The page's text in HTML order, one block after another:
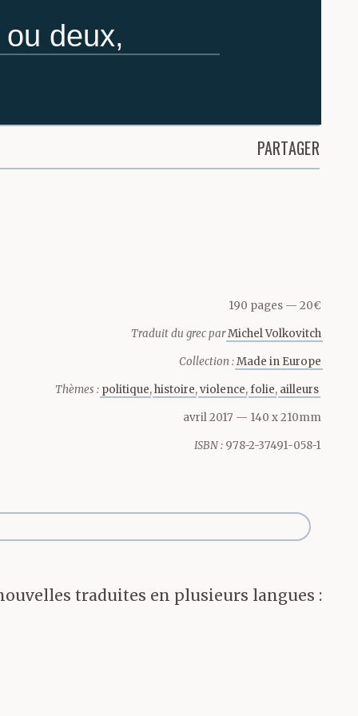
ou deux,
plein la
petit
ravagée
elle l’a
soit de ce
télés,
PARTAGER
190 pages 20€
Traduit du grec parMichel Volkovitch
Collection :Made in Europe
Thèmes : politique histoire violence folie ailleurs
avril 2017 — 140 x 210mm
ISBN : 978-2-37491-058-1
traduites en plusieurs langues :